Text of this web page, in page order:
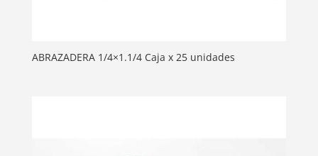
ABRAZADERA 1/4×1.1/4 Caja x 25 unidades